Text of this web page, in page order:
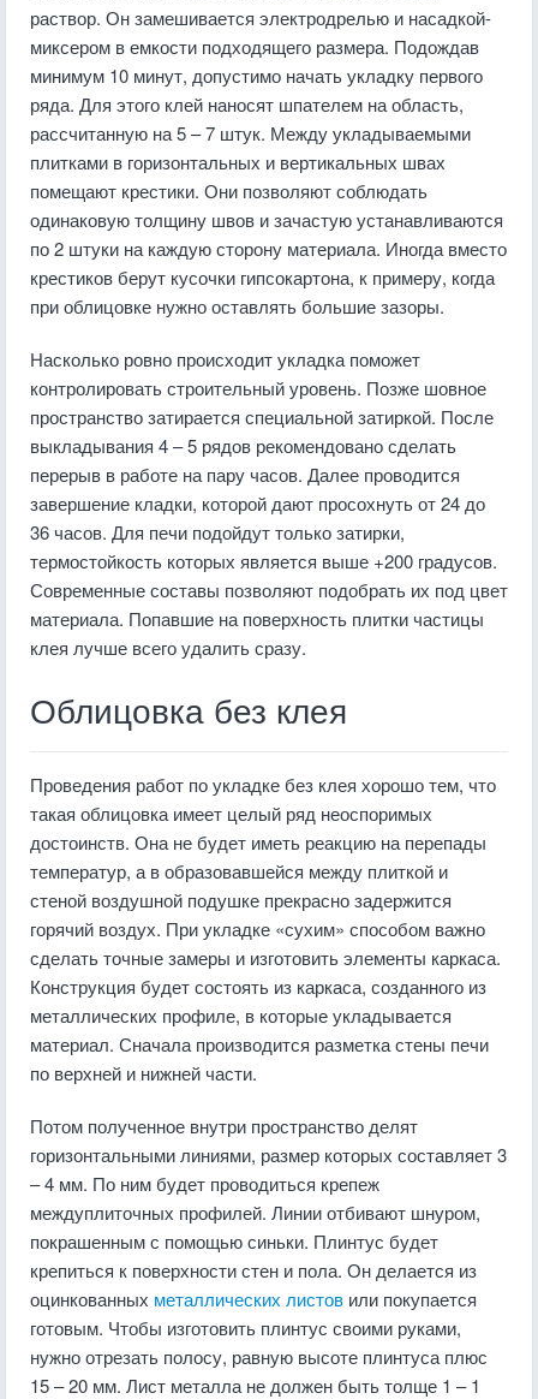
раствор. Он замешивается электродрелью и насадкой-
миксером в емкости подходящего размера. Подождав
минимум 10 минут, допустимо начать укладку первого
ряда. Для этого клей наносят шпателем на область,
рассчитанную на 5 – 7 штук. Между укладываемыми
плитками в горизонтальных и вертикальных швах
помещают крестики. Они позволяют соблюдать
одинаковую толщину швов и зачастую устанавливаются
по 2 штуки на каждую сторону материала. Иногда вместо
крестиков берут кусочки гипсокартона, к примеру, когда
при облицовке нужно оставлять большие зазоры.
Насколько ровно происходит укладка поможет
контролировать строительный уровень. Позже шовное
пространство затирается специальной затиркой. После
выкладывания 4 – 5 рядов рекомендовано сделать
перерыв в работе на пару часов. Далее проводится
завершение кладки, которой дают просохнуть от 24 до
36 часов. Для печи подойдут только затирки,
термостойкость которых является выше +200 градусов.
Современные составы позволяют подобрать их под цвет
материала. Попавшие на поверхность плитки частицы
клея лучше всего удалить сразу.
Облицовка без клея
Проведения работ по укладке без клея хорошо тем, что
такая облицовка имеет целый ряд неоспоримых
достоинств. Она не будет иметь реакцию на перепады
температур, а в образовавшейся между плиткой и
стеной воздушной подушке прекрасно задержится
горячий воздух. При укладке «сухим» способом важно
сделать точные замеры и изготовить элементы каркаса.
Конструкция будет состоять из каркаса, созданного из
металлических профиле, в которые укладывается
материал. Сначала производится разметка стены печи
по верхней и нижней части.
Потом полученное внутри пространство делят
горизонтальными линиями, размер которых составляет 3
– 4 мм. По ним будет проводиться крепеж
междуплиточных профилей. Линии отбивают шнуром,
покрашенным с помощью синьки. Плинтус будет
крепиться к поверхности стен и пола. Он делается из
оцинкованных металлических листов или покупается
готовым. Чтобы изготовить плинтус своими руками,
нужно отрезать полосу, равную высоте плинтуса плюс
15 – 20 мм. Лист металла не должен быть толще 1 – 1